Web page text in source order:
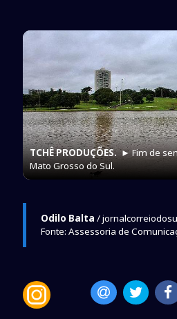
TCHÊ PRODUÇÕES.► Fim de
Mato Grosso do Sul.
Odilo Balta /
Fonte: Assessoria de